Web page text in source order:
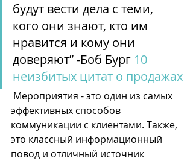
будут вести дела с теми,
кого они знают, кто им
нравится и кому они
доверяют” -Боб Бург 10
неизбитых цитат о продажах
эффективных способов
коммуникации с клиентами. Также,
это классный информационный
повод и отличный источник